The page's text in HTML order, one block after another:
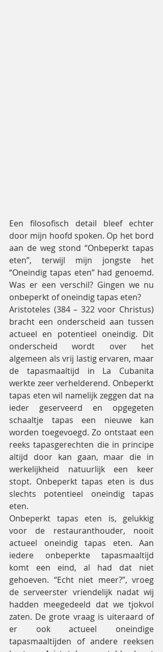
Een filosofisch detail bleef echter
door mijn hoofd spoken. Op het bord
aan de weg stond “Onbeperkt tapas
eten”, terwijl mijn jongste het
“Oneindig tapas eten” had genoemd.
Was er een verschil? Gingen we nu
onbeperkt of oneindig tapas eten?
Aristoteles (384 – 322 voor Christus)
bracht een onderscheid aan tussen
actueel en potentieel oneindig. Dit
onderscheid wordt over het
algemeen als vrij lastig ervaren, maar
de tapasmaaltijd in La Cubanita
werkte zeer verhelderend. Onbeperkt
tapas eten wil namelijk zeggen dat na
ieder geserveerd en opgegeten
schaaltje tapas een nieuwe kan
worden toegevoegd. Zo ontstaat een
reeks tapasgerechten die in principe
altijd door kan gaan, maar die in
werkelijkheid natuurlijk een keer
stopt. Onbeperkt tapas eten is dus
slechts potentieel oneindig tapas
eten.
Onbeperkt tapas eten is, gelukkig
voor de restauranthouder, nooit
actueel oneindig tapas eten. Aan
iedere onbeperkte tapasmaaltijd
komt een eind, al had dat niet
gehoeven. “Echt niet meer?”, vroeg
de serveerster vriendelijk nadat wij
hadden meegedeeld dat we tjokvol
zaten. De grote vraag is uiteraard of
er ook actueel oneindige
tapasmaaltijden of andere reeksen